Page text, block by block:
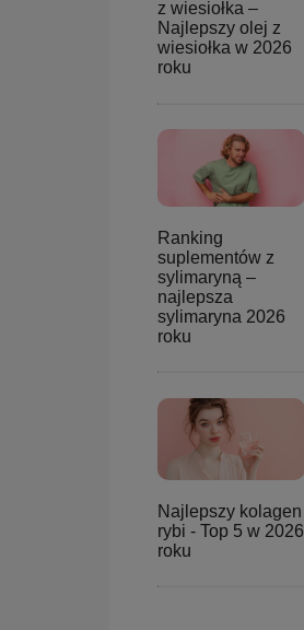
z wiesiołka –
Najlepszy olej z
wiesiołka w 2026
roku
Ranking
suplementów z
sylimaryną –
najlepsza
sylimaryna 2026
roku
Najlepszy kolagen
rybi - Top 5 w 2026
roku